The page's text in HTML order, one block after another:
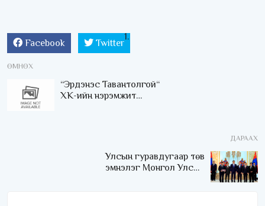
Facebook Twitter
ӨМНӨХ
“Эрдэнэс Тавантолгой“
ХК-ийн нэрэмжит
ДАРААХ
Улсын гуравдугаар төв
эмнэлэг Монгол Улсын